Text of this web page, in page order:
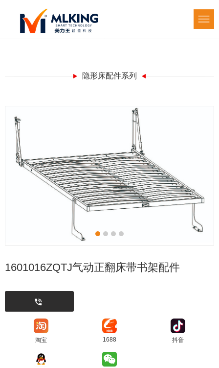
隐形床配件系列
1601016ZQTJ气动正翻床带书架配件
淘宝 1688 抖音